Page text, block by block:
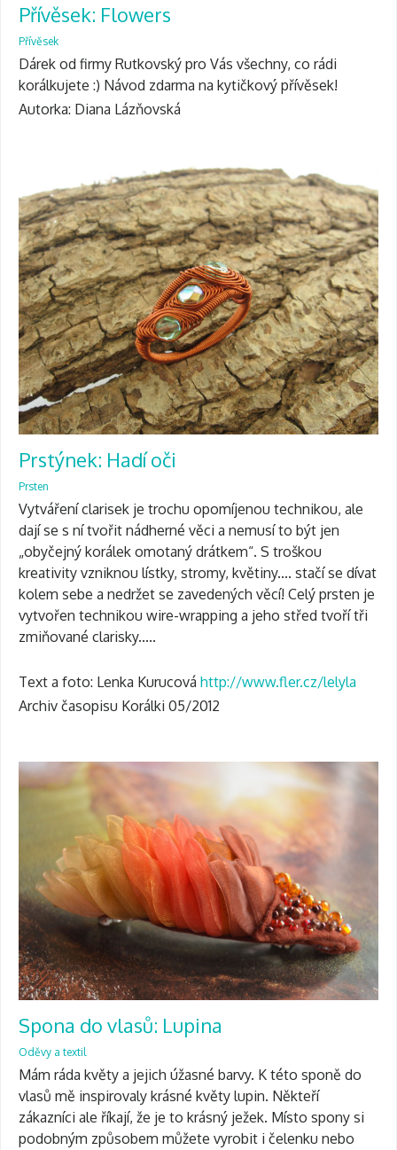
Přívěsek: Flowers
Přívěsek
Dárek od firmy Rutkovský pro Vás všechny, co rádi
korálkujete :) Návod zdarma na kytičkový přívěsek!
Autorka: Diana Lázňovská
Prstýnek: Hadí oči
Prsten
Vytváření clarisek je trochu opomíjenou technikou, ale
dají se s ní tvořit nádherné věci a nemusí to být jen
„obyčejný korálek omotaný drátkem“. S troškou
kreativity vzniknou lístky, stromy, květiny.... stačí se dívat
kolem sebe a nedržet se zavedených věcí! Celý prsten je
vytvořen technikou wire-wrapping a jeho střed tvoří tři
zmiňované clarisky.....
Text a foto: Lenka Kurucová http://www.fler.cz/lelyla
Archiv časopisu Korálki 05/2012
Spona do vlasů: Lupina
Oděvy a textil
Mám ráda květy a jejich úžasné barvy. K této sponě do
vlasů mě inspirovaly krásné květy lupin. Někteří
zákazníci ale říkají, že je to krásný ježek. Místo spony si
podobným způsobem můžete vyrobit i čelenku nebo